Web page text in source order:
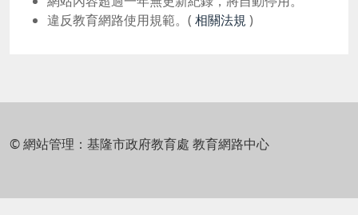
違反教育網路使用規範。( 相關法規 )
© 網站管理：基隆市政府教育處 教育網路中心